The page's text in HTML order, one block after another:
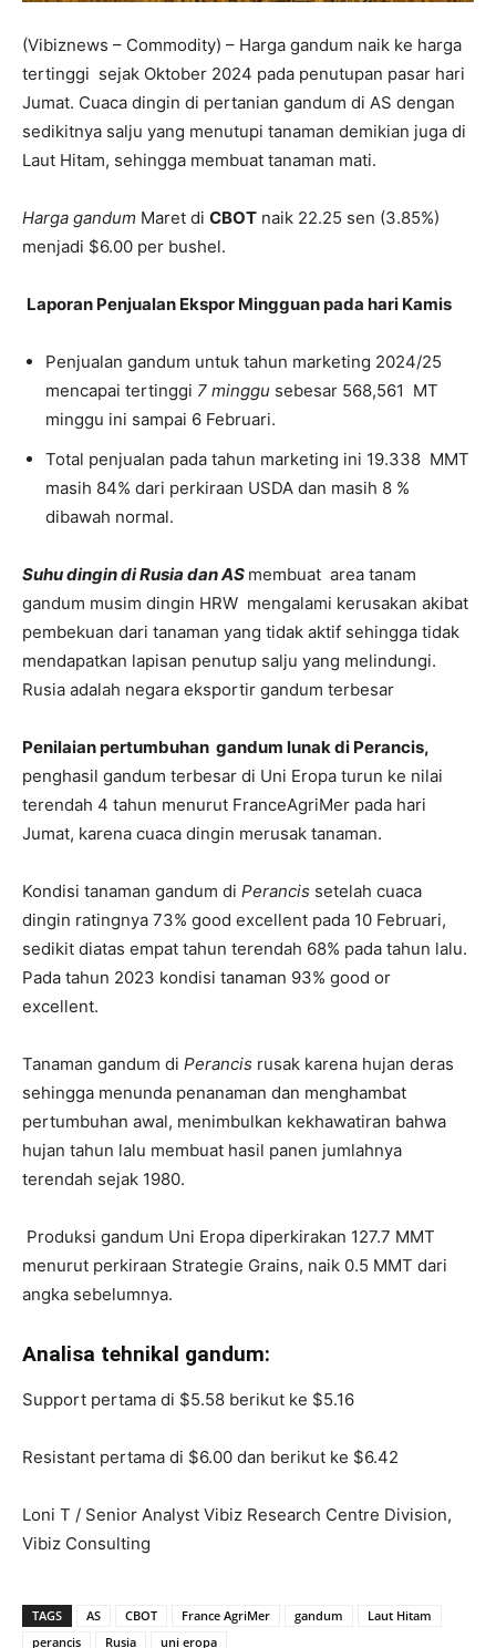
(Vibiznews – Commodity) – Harga gandum naik ke harga
tertinggi sejak Oktober 2024 pada penutupan pasar hari
Jumat. Cuaca dingin di pertanian gandum di AS dengan
sedikitnya salju yang menutupi tanaman demikian juga di
Laut Hitam, sehingga membuat tanaman mati.
Harga gandum Maret di CBOT naik 22.25 sen (3.85%)
menjadi $6.00 per bushel.
Laporan Penjualan Ekspor Mingguan pada hari Kamis
Penjualan gandum untuk tahun marketing 2024/25
mencapai tertinggi 7 minggu sebesar 568,561 MT
minggu ini sampai 6 Februari.
Total penjualan pada tahun marketing ini 19.338 MMT
masih 84% dari perkiraan USDA dan masih 8 %
dibawah normal.
Suhu dingin di Rusia dan AS membuat area tanam
gandum musim dingin HRW mengalami kerusakan akibat
pembekuan dari tanaman yang tidak aktif sehingga tidak
mendapatkan lapisan penutup salju yang melindungi.
Rusia adalah negara eksportir gandum terbesar
Penilaian pertumbuhan gandum lunak di Perancis,
penghasil gandum terbesar di Uni Eropa turun ke nilai
terendah 4 tahun menurut FranceAgriMer pada hari
Jumat, karena cuaca dingin merusak tanaman.
Kondisi tanaman gandum di Perancis setelah cuaca
dingin ratingnya 73% good excellent pada 10 Februari,
sedikit diatas empat tahun terendah 68% pada tahun lalu.
Pada tahun 2023 kondisi tanaman 93% good or
excellent.
Tanaman gandum di Perancis rusak karena hujan deras
sehingga menunda penanaman dan menghambat
pertumbuhan awal, menimbulkan kekhawatiran bahwa
hujan tahun lalu membuat hasil panen jumlahnya
terendah sejak 1980.
Produksi gandum Uni Eropa diperkirakan 127.7 MMT
menurut perkiraan Strategie Grains, naik 0.5 MMT dari
angka sebelumnya.
Analisa tehnikal gandum:
Support pertama di $5.58 berikut ke $5.16
Resistant pertama di $6.00 dan berikut ke $6.42
Loni T / Senior Analyst Vibiz Research Centre Division,
Vibiz Consulting
TAGS AS CBOT France AgriMer gandum
Laut Hitam
perancis
Rusia uni eropa